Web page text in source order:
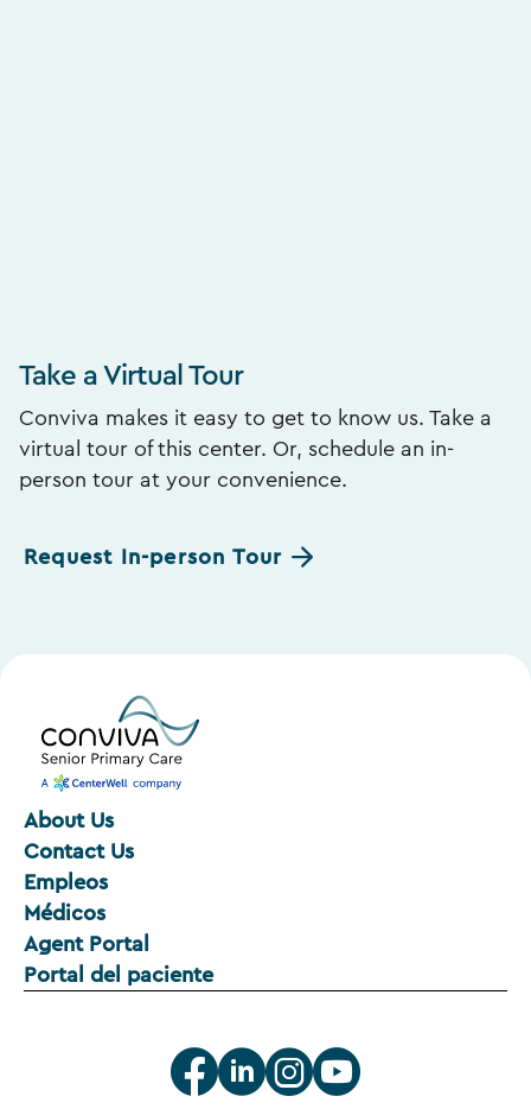
Take a Virtual Tour
Conviva makes it easy to get to know us. Take a
virtual tour of this center. Or, schedule an in-
person tour at your convenience.
Request In-person Tour
About Us
Contact Us
Empleos
Médicos
Agent Portal
Portal del paciente